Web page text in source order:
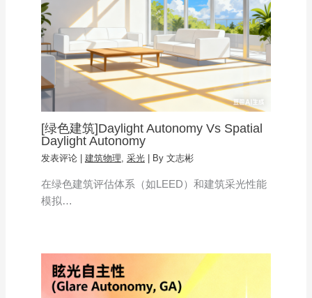
[绿色建筑]Daylight Autonomy Vs Spatial
Daylight Autonomy
发表评论 建筑物理, 采光| By 文志彬
在绿色建筑评估体系（如LEED）和建筑采光性能
模拟…